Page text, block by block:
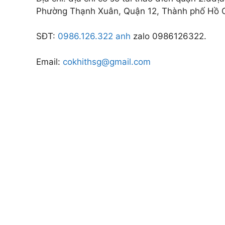
Phường Thạnh Xuân, Quận 12, Thành phố Hồ
SĐT: 0986.126.322 anh zalo 0986126322.
Email: cokhithsg@gmail.com